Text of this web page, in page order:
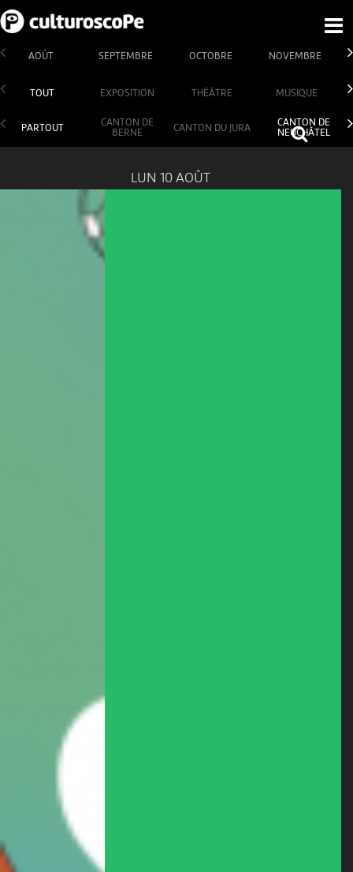
AOÛT SEPTEMBRE OCTOBRE NOVEMBRE
TOUT EXPOSITION THÉÂTRE MUSIQUE
PARTOUT
CANTON DE
BERNE
CANTON DU JURA
CANTON DE
NEUCHÂTEL
LUN 10 AOÛT